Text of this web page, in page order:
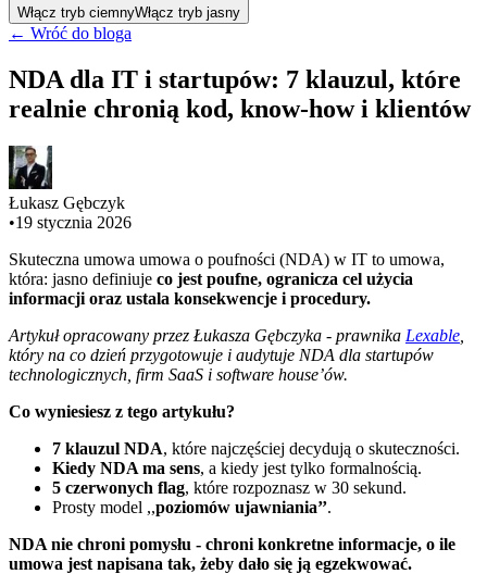
Włącz tryb ciemnyWłącz tryb jasny
← Wróć do bloga
NDA dla IT i startupów: 7 klauzul, które
realnie chronią kod, know-how i klientów
Łukasz Gębczyk
•19 stycznia 2026
Skuteczna umowa umowa o poufności (NDA) w IT to umowa,
która: jasno definiuje co jest poufne, ogranicza cel użycia
informacji oraz ustala konsekwencje i procedury.
Artykuł opracowany przez Łukasza Gębczyka - prawnika Lexable
który na co dzień przygotowuje i audytuje NDA dla startupów
technologicznych, firm SaaS i software house’ów.
Co wyniesiesz z tego artykułu?
7 klauzul NDA, które najczęściej decydują o skuteczności.
Kiedy NDA ma sens, a kiedy jest tylko formalnością.
5 czerwonych flag, które rozpoznasz w 30 sekund.
Prosty model ,,poziomów ujawniania’’.
NDA nie chroni pomysłu - chroni konkretne informacje, o ile
umowa jest napisana tak, żeby dało się ją egzekwować.